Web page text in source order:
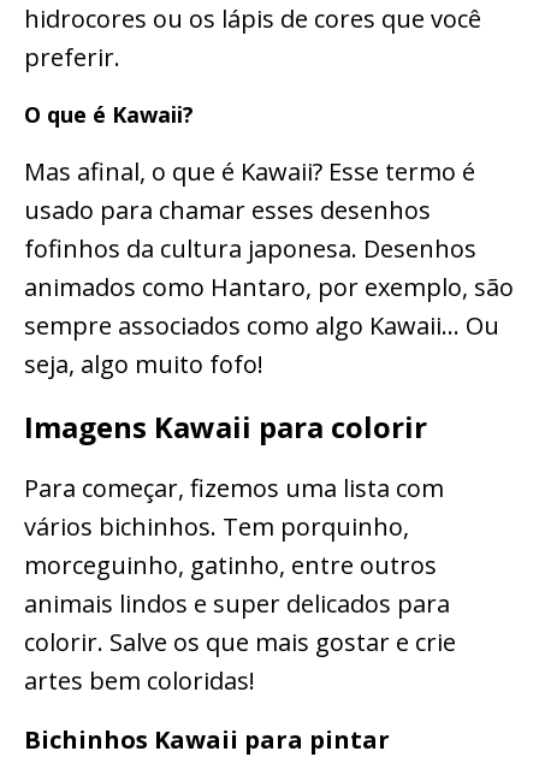
hidrocores ou os lápis de cores que você
preferir.
O que é Kawaii?
Mas afinal, o que é Kawaii? Esse termo é
usado para chamar esses desenhos
fofinhos da cultura japonesa. Desenhos
animados como Hantaro, por exemplo, são
sempre associados como algo Kawaii… Ou
seja, algo muito fofo!
Imagens Kawaii para colorir
Para começar, fizemos uma lista com
vários bichinhos. Tem porquinho,
morceguinho, gatinho, entre outros
animais lindos e super delicados para
colorir. Salve os que mais gostar e crie
artes bem coloridas!
Bichinhos Kawaii para pintar